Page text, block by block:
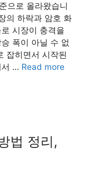
으로 올라왔습니
의 하락과 암호 화
시장이 충격을
폭이 아닐 수 없
잡히면서 시작된
서 … Read more
법 정리,